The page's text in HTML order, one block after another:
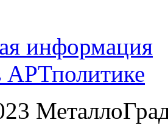
информация
АРТполитике